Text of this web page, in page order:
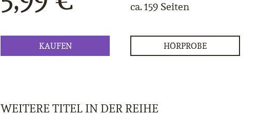
ca. 159 Seiten
KAUFEN HÖRPROBE
WEITERE TITEL IN DER REIHE